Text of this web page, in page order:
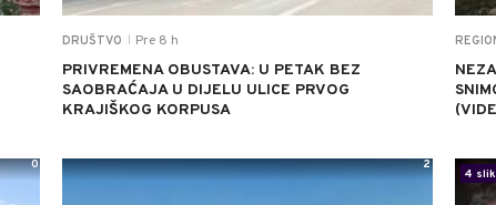
DRUŠTVO Pre 8 h
PRIVREMENA OBUSTAVA: U PETAK BEZ
SAOBRAĆAJA U DIJELU ULICE PRVOG
KRAJIŠKOG KORPUSA
0 2
4